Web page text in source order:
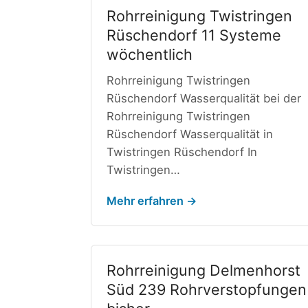
Rohrreinigung Twistringen
Rüschendorf 11 Systeme
wöchentlich
Rohrreinigung Twistringen
Rüschendorf Wasserqualität bei der
Rohrreinigung Twistringen
Rüschendorf Wasserqualität in
Twistringen Rüschendorf In
Twistringen…
Mehr erfahren →
Rohrreinigung Delmenhorst
Süd 239 Rohrverstopfungen